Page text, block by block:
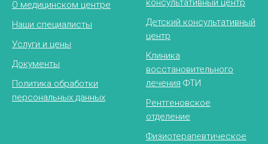
О медицинском центре
Наши специалисты
Услуги и цены
Документы
Политика обработки
персональных данных
консультативный центр
Детский консультативный
центр
Клиника
восстановительного
лечения ФТИ
Рентгеновское
отделение
Физиотерапевтическое